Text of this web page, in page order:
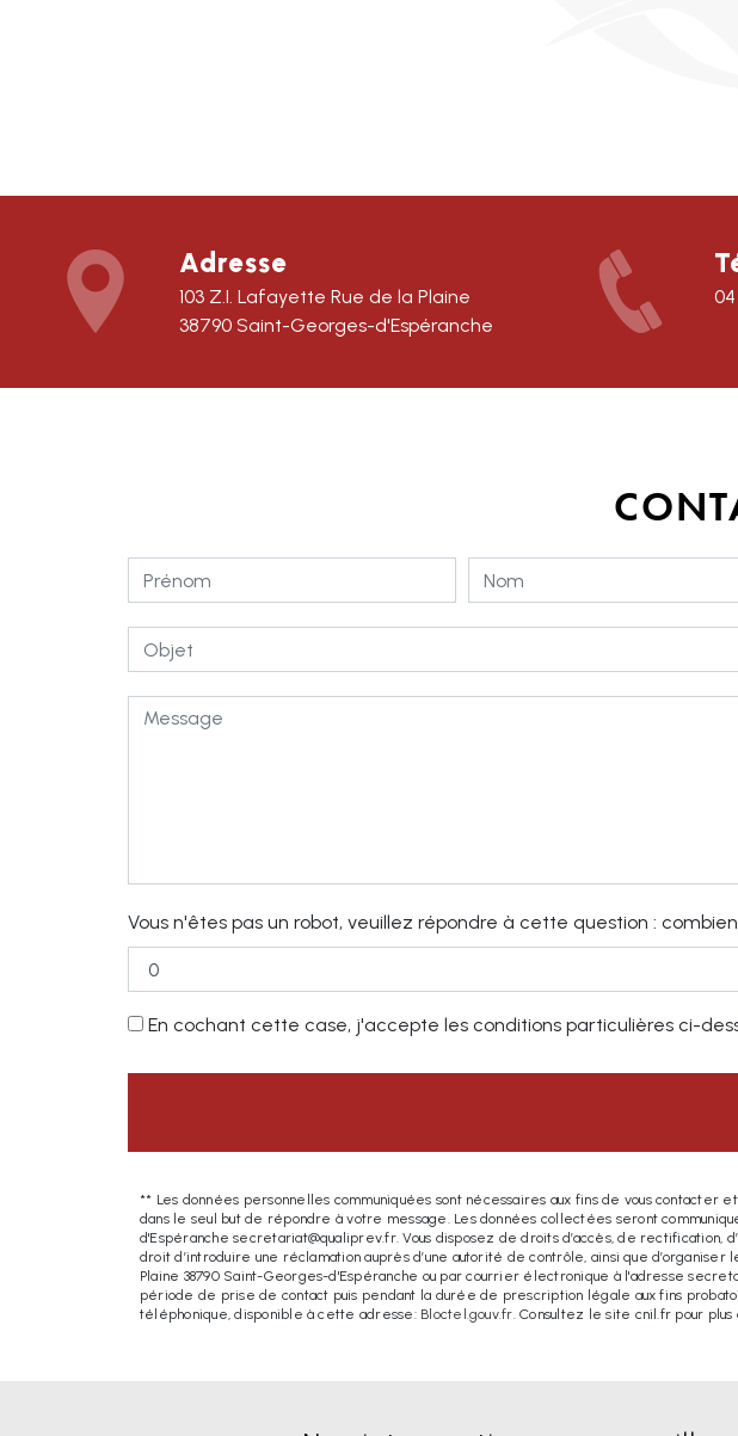
Adresse
103 Z.I. Lafayette Rue de la Plaine
38790 Saint-Georges-d'Espéranche
Vous n'êtes pas un robot, veuillez répondre à cette question :
En cochant cette case, j'accepte les conditions particulières ci-
** Les données personnelles communiquées sont nécessaires aux fins de vous
dans le seul but de répondre à votre message. Les données collectées seront
d'Espéranche secretariat@qualiprev.fr. Vous disposez de droits d’accès, de
droit d’introduire une réclamation auprès d’une autorité de contrôle, ainsi que
Plaine 38790 Saint-Georges-d'Espéranche ou par courrier électronique à l'adresse
période de prise de contact puis pendant la durée de prescription légale aux fins
téléphonique, disponible à cette adresse: Bloctel.gouv.fr. Consultez le site cnil.fr pour plus